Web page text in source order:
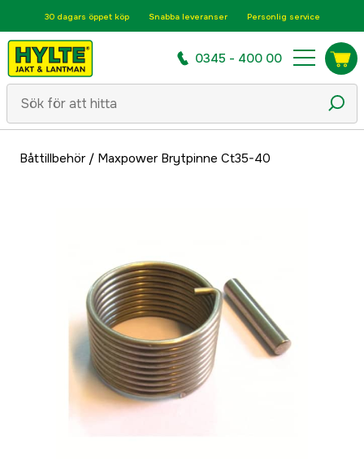
30 dagars öppet köp Snabba leveranser Personlig service
0345 - 400 00
Båttillbehör/ Maxpower Brytpinne Ct35-40